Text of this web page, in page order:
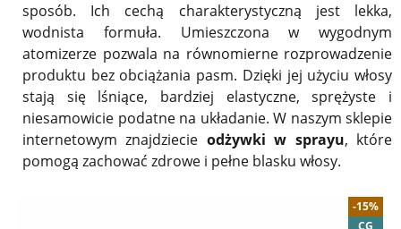
sposób. Ich cechą charakterystyczną jest lekka,
wodnista formuła. Umieszczona w wygodnym
atomizerze pozwala na równomierne rozprowadzenie
produktu bez obciążania pasm. Dzięki jej użyciu włosy
stają się lśniące, bardziej elastyczne, sprężyste i
niesamowicie podatne na układanie. W naszym sklepie
internetowym znajdziecie odżywki w sprayu, które
pomogą zachować zdrowe i pełne blasku włosy.
-15%
CG